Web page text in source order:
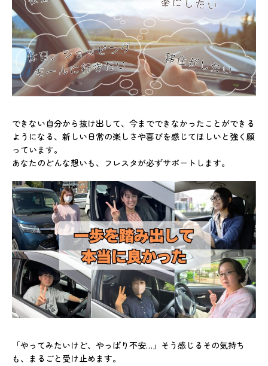
できない自分から抜け出して、今までできなかったことができる
ようになる、新しい日常の楽しさや喜びを感じてほしいと強く願
っています。
あなたのどんな想いも、フレスタが必ずサポートします。
「やってみたいけど、やっぱり不安…」そう感じるその気持ち
も、まるごと受け止めます。